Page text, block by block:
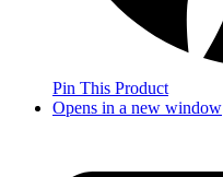
Pin This Product
Opens in a new window